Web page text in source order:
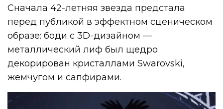
Сначала 42-летняя звезда предстала
перед публикой в эффектном сценическом
образе: боди с 3D-дизайном —
металлический лиф был щедро
декорирован кристаллами Swarovski,
жемчугом и сапфирами.